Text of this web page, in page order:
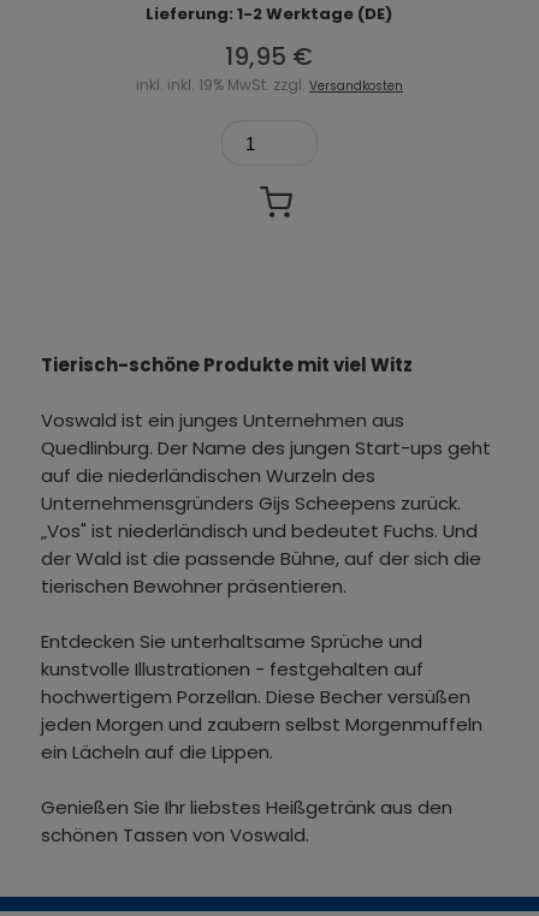
Lieferung: 1-2 Werktage (DE)
19,95 €
inkl. inkl. 19% MwSt. zzgl. Versandkosten
Tierisch-schöne Produkte mit viel Witz
Voswald ist ein junges Unternehmen aus
Quedlinburg. Der Name des jungen Start-ups geht
auf die niederländischen Wurzeln des
Unternehmensgründers Gijs Scheepens zurück.
„Vos" ist niederländisch und bedeutet Fuchs. Und
der Wald ist die passende Bühne, auf der sich die
tierischen Bewohner präsentieren.
Entdecken Sie unterhaltsame Sprüche und
kunstvolle Illustrationen - festgehalten auf
hochwertigem Porzellan. Diese Becher versüßen
jeden Morgen und zaubern selbst Morgenmuffeln
ein Lächeln auf die Lippen.
Genießen Sie Ihr liebstes Heißgetränk aus den
schönen Tassen von Voswald.